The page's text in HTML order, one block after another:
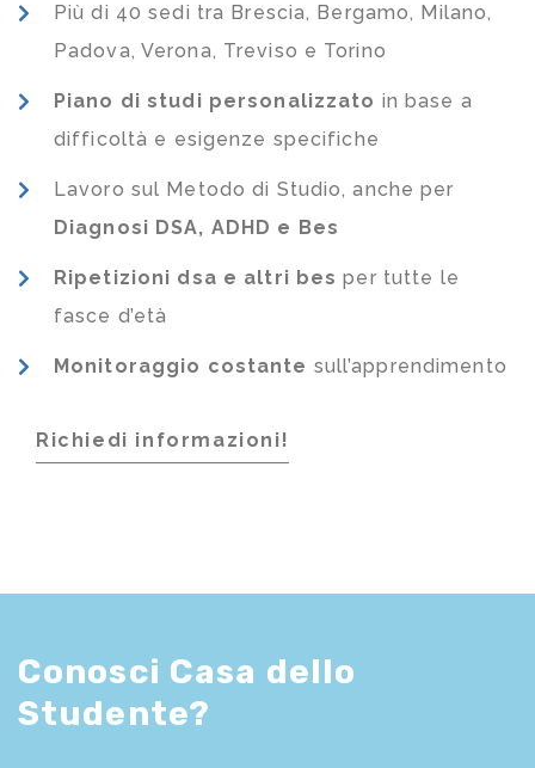
Più di 40 sedi tra Brescia, Bergamo, Milano,
Padova, Verona, Treviso e Torino
Piano di studi personalizzato in base a
difficoltà e esigenze specifiche
Lavoro sul Metodo di Studio, anche per
Diagnosi DSA, ADHD e Bes
Ripetizioni dsa e altri bes per tutte le
fasce d’età
Monitoraggio costante sull’apprendimento
Richiedi informazioni!
Conosci Casa dello
Studente?